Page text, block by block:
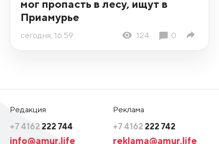
мог пропасть в лесу, ищут в
Приамурье
сегодня, 16:59 124 0
Редакция
+7 4162 222 744
info@amur.life
Реклама
+7 4162 222 742
reklama@amur.life